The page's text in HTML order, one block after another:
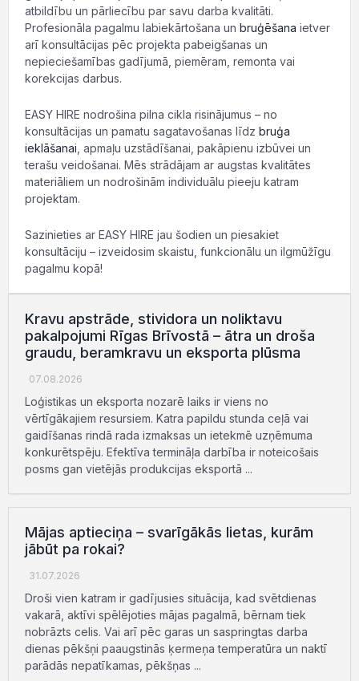
atbildību un pārliecību par savu darba kvalitāti.
Profesionāla pagalmu labiekārtošana un bruģēšana ietver
arī konsultācijas pēc projekta pabeigšanas un
nepieciešamības gadījumā, piemēram, remonta vai
korekcijas darbus.
EASY HIRE nodrošina pilna cikla risinājumus – no
konsultācijas un pamatu sagatavošanas līdz bruģa
ieklāšanai , apmaļu uzstādīšanai, pakāpienu izbūvei un
terašu veidošanai. Mēs strādājam ar augstas kvalitātes
materiāliem un nodrošinām individuālu pieeju katram
projektam.
Sazinieties ar EASY HIRE jau šodien un piesakiet
konsultāciju – izveidosim skaistu, funkcionālu un ilgmūžīgu
pagalmu kopā!
Kravu apstrāde, stividora un noliktavu
pakalpojumi Rīgas Brīvostā – ātra un droša
graudu, beramkravu un eksporta plūsma
07.08.2026
Loģistikas un eksporta nozarē laiks ir viens no
vērtīgākajiem resursiem. Katra papildu stunda ceļā vai
gaidīšanas rindā rada izmaksas un ietekmē uzņēmuma
konkurētspēju. Efektīva termināļa darbība ir noteicošais
posms gan vietējās produkcijas eksportā ...
Mājas aptieciņa – svarīgākās lietas, kurām
jābūt pa rokai?
31.07.2026
Droši vien katram ir gadījusies situācija, kad svētdienas
vakarā, aktīvi spēlējoties mājas pagalmā, bērnam tiek
nobrāzts celis. Vai arī pēc garas un saspringtas darba
dienas pēkšņi paaugstinās ķermeņa temperatūra un naktī
parādās nepatīkamas, pēkšņas ...